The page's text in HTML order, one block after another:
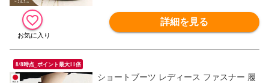
詳細を見る
8/8時点_ポイント最大11倍
ショートブーツ レディース ファスナー 履